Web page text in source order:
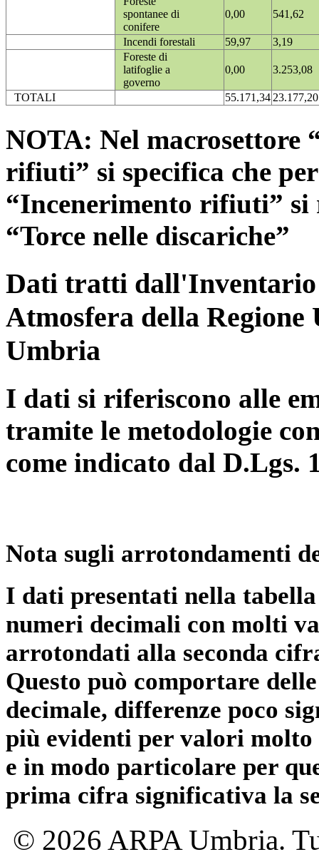
spontanee di
conifere
0,00 541,62
Incendi forestali 59,97
3,19
Foreste di
latifoglie a
governo
0,00 3.253,08
TOTALI 55.171,3423.177,20
NOTA: Nel macrosettore
rifiuti” si specifica che
“Incenerimento rifiuti”
“Torce nelle discariche”
Dati tratti dall'Inventario
Atmosfera della
Umbria
I dati si riferiscono alle
tramite le metodologie
come indicato dal D.Lgs.
Nota sugli arrotondamenti
I dati presentati nella
numeri decimali con molti
arrotondati alla seconda
Questo può comportare
decimale, differenze poco
più evidenti per valori
e in modo particolare per
prima cifra significativa la
© 2026 ARPA Umbria.